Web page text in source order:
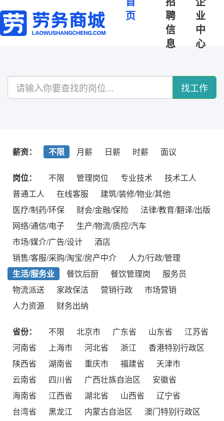
页
聘
信
息
业
中
心
找工作
薪资： 不限 月薪 日薪 时薪 面议
岗位： 不限 管理岗位 专业技术
技术工人
普通工人
在线客服
建筑/装修/物业/其他
医疗/制药/环保
财会/金融/保险
法律/教育/翻译/出版
网络/通信/电子
生产/物流/质控/汽车
市场/媒介/广告/设计
酒店
销售/客服/采购/淘宝/房产中介
人力/行政/管理
生活/服务业
餐饮后厨 餐饮管理岗
服务员
物流派送
家政保洁 营销行政
市场营销
人力资源
财务出纳
省份： 不限 北京市 广东省 山东省
江苏省
河南省
上海市 河北省 浙江
香港特别行政区
陕西省
湖南省 重庆市 福建省
天津市
云南省
四川省 广西壮族自治区
安徽省
海南省
江西省 湖北省 山西省
辽宁省
台湾省
黑龙江 内蒙古自治区
澳门特别行政区